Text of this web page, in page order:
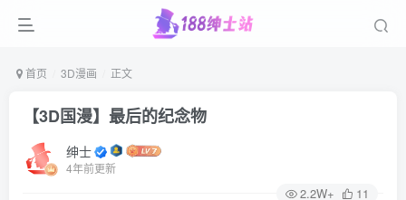
首页 3D漫画 正文
【3D国漫】最后的纪念物
绅士
4年前更新
2.2W+ 11